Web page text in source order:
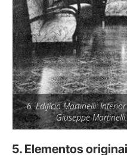
6. Edifício Martinelli:
Giuseppe
5. Elementos